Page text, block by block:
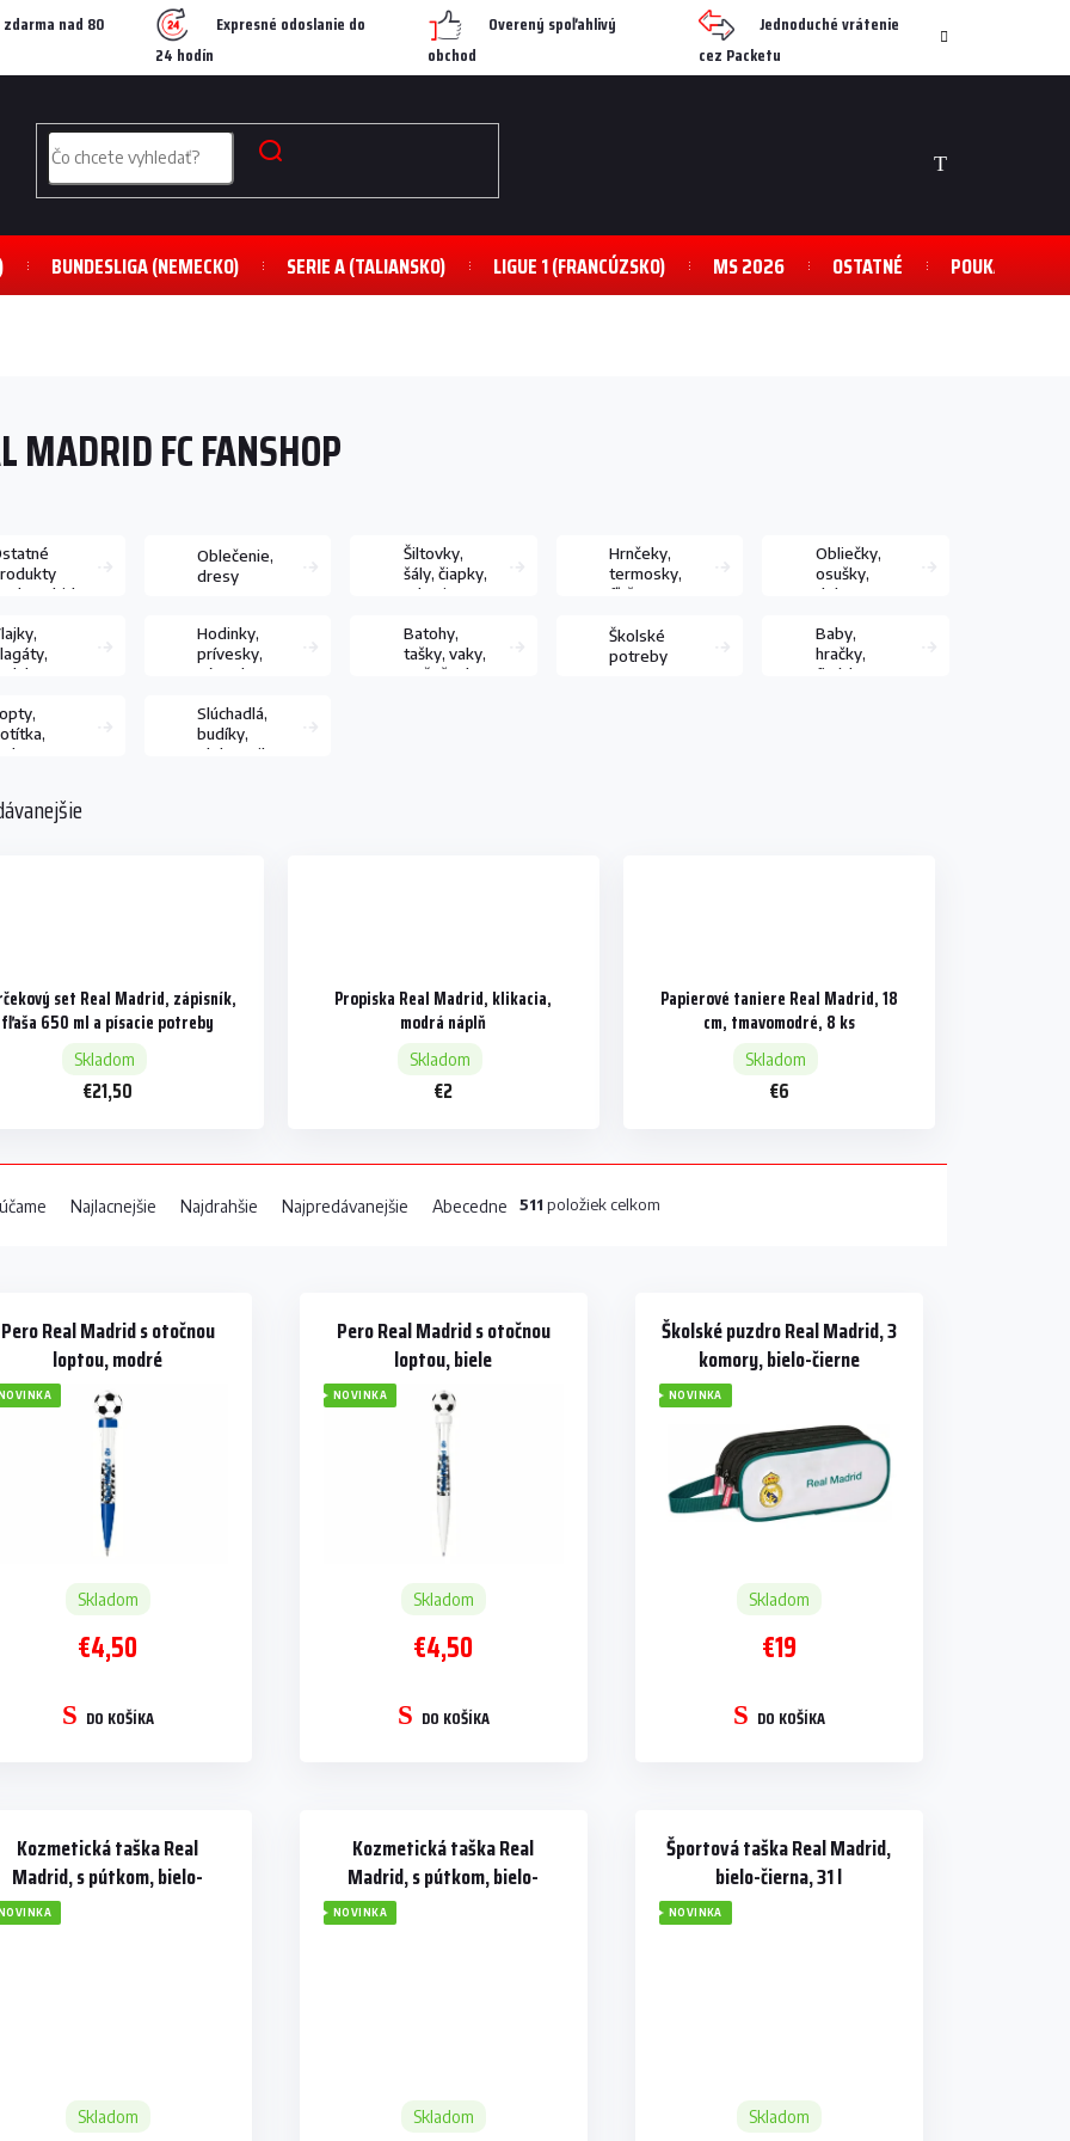
nad 80
Expresné odoslanie do
24 hodín
Overený spoľahlivý
obchod
Jednoduché vrátenie
cez Packetu
NÁKUPNÝ
BUNDESLIGA (NEMECKO) SERIE A (TALIANSKO) LIGUE 1 (FRANCÚZSKO) MS 2026 OSTATNÉ POUKAZY
MADRID FC FANSHOP
Madrid
Oblečenie,
dresy
Šiltovky,
šály, čiapky,
rukavice
Hrnčeky,
termosky,
fľaše,
Obliečky,
osušky,
deky,
Hodinky,
prívesky,
náramky,
Batohy,
tašky, vaky,
peňaženky
Školské
potreby
Baby,
hračky,
figúrky
Slúchadlá,
budíky,
elektronika
set Real Madrid, zápisník,
fľaša 650 ml a písacie potreby
Skladom
€21,50
Propiska Real Madrid, klikacia,
modrá náplň
Skladom
€2
Papierové taniere Real Madrid, 18
cm, tmavomodré, 8 ks
Skladom
€6
Najlacnejšie Najdrahšie Najpredávanejšie Abecedne 511 položiek celkom
Pero Real Madrid s otočnou
loptou, modré
Skladom
€4,50
DO KOŠÍKA
Pero Real Madrid s otočnou
loptou, biele
NOVINKA
Skladom
€4,50
DO KOŠÍKA
Školské puzdro Real Madrid, 3
komory, bielo-čierne
NOVINKA
Skladom
€19
DO KOŠÍKA
Kozmetická taška Real
Madrid, s pútkom, bielo-
Skladom
Kozmetická taška Real
Madrid, s pútkom, bielo-
NOVINKA
Skladom
Športová taška Real Madrid,
bielo-čierna, 31 l
NOVINKA
Skladom